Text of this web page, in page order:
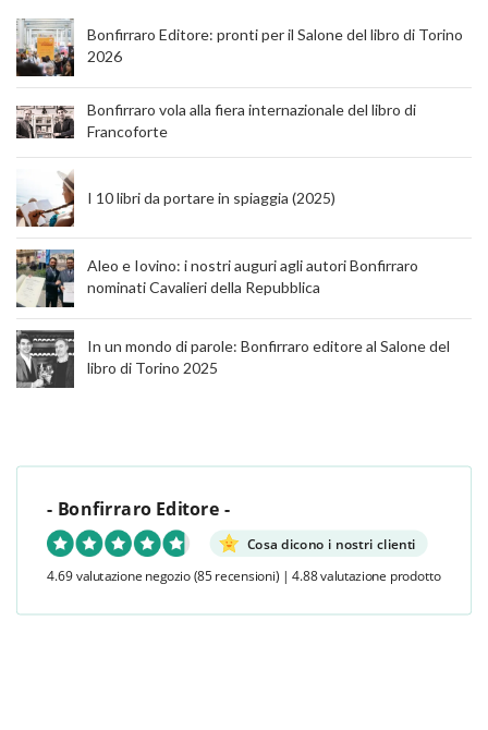
Bonfirraro Editore: pronti per il Salone del libro di Torino
2026
Bonfirraro vola alla fiera internazionale del libro di
Francoforte
I 10 libri da portare in spiaggia (2025)
Aleo e Iovino: i nostri auguri agli autori Bonfirraro
nominati Cavalieri della Repubblica
In un mondo di parole: Bonfirraro editore al Salone del
libro di Torino 2025
- Bonfirraro Editore -
Cosa dicono i nostri clienti
4.69 valutazione negozio (85 recensioni) | 4.88 valutazione prodotto